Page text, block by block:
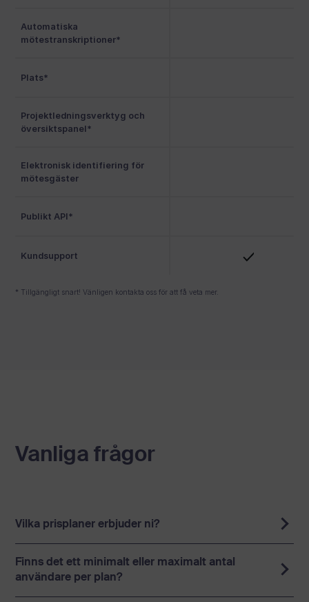
Vanliga frågor
Vilka prisplaner erbjuder ni?
Finns det ett minimalt eller maximalt antal
användare per plan?